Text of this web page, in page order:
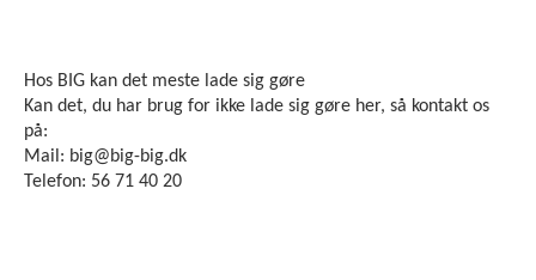
Hos BIG kan det meste lade sig gøre
Kan det, du har brug for ikke lade sig gøre her, så kontakt os
på:
Mail: big@big-big.dk
Telefon: 56 71 40 20